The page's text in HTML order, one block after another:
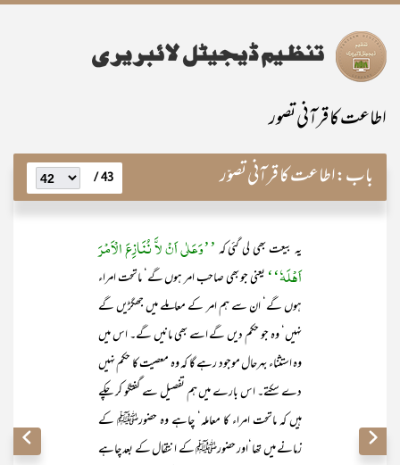
اطاعت کا قرآنی تصور
باب:اطاعت کا قرآنی تصوّر 43 /
یہ بیعت بھی لی گئی کہ’’وَعَلٰی اَنْ لاَّ نُنَازِعَ الْاَمْرَ
اَھْلَہٗ‘‘یعنی جو بھی صاحب امر ہوں گے‘ ماتحت امراء
ہوں گے‘ ان سے ہم امر کے معاملے میں جھگڑیں گے
نہیں‘ وہ جو حکم دیں گے اسے بھی مانیں گے۔ اس میں
وہ استثناء بہرحال موجود رہے گا کہ وہ معصیت کا حکم نہیں
دے سکتے۔ اس بارے میں ہم تفصیل سے گفتگو کر چکے
ہیں کہ ماتحت امراء کا معاملہ‘ چاہے وہ حضورﷺ کے
زمانے میں تھا‘اور حضورﷺ کے انتقال کے بعد چاہے